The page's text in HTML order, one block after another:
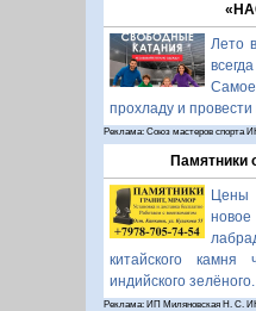
Лето
прохладу и
Реклама: Союз мастеров спорта
Памятники
китайского
индийского зелёного.
Реклама: ИП Миляновская Н. С.